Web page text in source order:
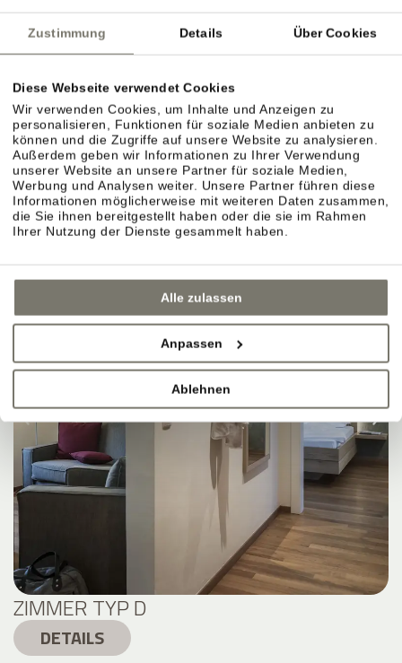
Zustimmung Details Über Cookies
Diese Webseite verwendet Cookies
Wir verwenden Cookies, um Inhalte und Anzeigen zu
personalisieren, Funktionen für soziale Medien anbieten zu
können und die Zugriffe auf unsere Website zu analysieren.
Außerdem geben wir Informationen zu Ihrer Verwendung
unserer Website an unsere Partner für soziale Medien,
Werbung und Analysen weiter. Unsere Partner führen diese
Informationen möglicherweise mit weiteren Daten zusammen,
die Sie ihnen bereitgestellt haben oder die sie im Rahmen
Ihrer Nutzung der Dienste gesammelt haben.
Alle zulassen
Anpassen
Ablehnen
ZIMMER TYP C
DETAILS
ZIMMER TYP D
DETAILS